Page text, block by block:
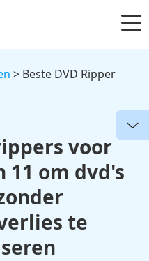
> Beste DVD Ripper
voor
11 om dvd's
te